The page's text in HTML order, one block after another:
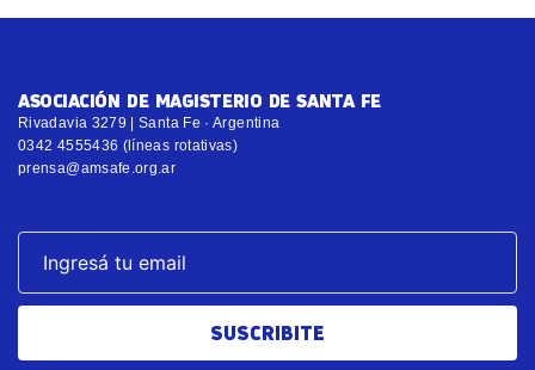
ASOCIACIÓN DE MAGISTERIO DE SANTA FE
Rivadavia 3279 | Santa Fe · Argentina
0342 4555436 (líneas rotativas)
prensa@amsafe.org.ar
SUSCRIBITE